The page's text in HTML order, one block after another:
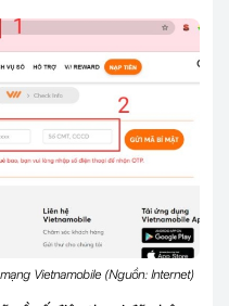
Vietnamobile (Nguồn: Internet)